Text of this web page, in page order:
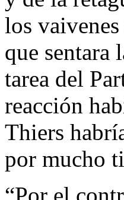
los
que sentara
tarea del
reacción
Thiers
por mucho